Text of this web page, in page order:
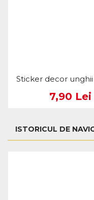
Sticker decor
7,90 Lei
ISTORICUL DE